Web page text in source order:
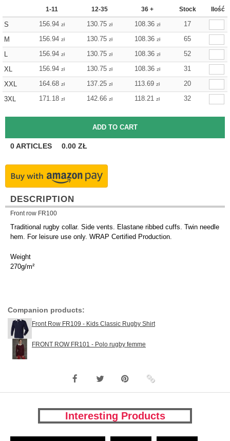
1-11 12-35 36 + Stock Ilość
S 156.94 zł 130.75 zł 108.36 zł
17
M
156.94 zł 130.75 zł 108.36 zł
65
L
156.94 zł 130.75 zł 108.36 zł
52
XL
156.94 zł 130.75 zł 108.36 zł
31
XXL
164.68 zł 137.25 zł 113.69 zł
20
3XL
171.18 zł 142.66 zł 118.21 zł 32
0ARTICLES 0.00 ZŁ
DESCRIPTION
Front row FR100
Traditional rugby collar. Side vents. Elastane ribbed cuffs. Twin needle
hem. For leisure use only. WRAP Certified Production.
Weight
270g/m²
Companion products:
Front Row FR109 - Kids Classic Rugby Shirt
FRONT ROW FR101 - Polo rugby femme
Interesting Products